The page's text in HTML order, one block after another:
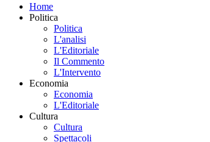
Home
Politica
Politica
L'analisi
L'Editoriale
Il Commento
L'Intervento
Economia
Economia
L'Editoriale
Cultura
Cultura
Spettacoli